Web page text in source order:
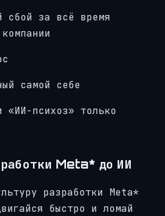
сбой за всё время
самой себе
«ИИ-психоз» только
Meta* до ИИ
разработки Meta*
быстро и ломай